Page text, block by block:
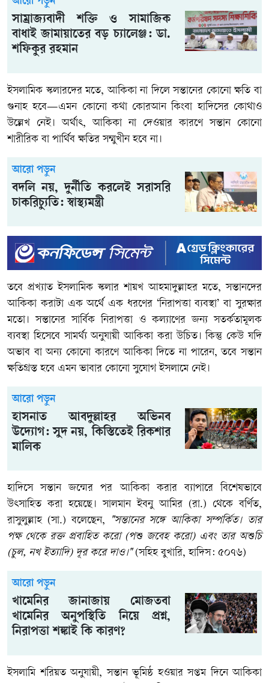
সাম্রাজ্যবাদী শক্তি ও সামাজিক
বাধাই জামায়াতের বড় চ্যালেঞ্জ: ডা.
শফিকুর রহমান
ইসলামিক স্কলারদের মতে,আকিকা না দিলে সন্তানের কোনো ক্ষতি বা
গুনাহ হবে—এমন কোনো কথা কোরআন কিংবা হাদিসের কোথাও
উল্লেখ নেই। অর্থাৎ, আকিকা না দেওয়ার কারণে সন্তান কোনো
শারীরিক বা পার্থিব ক্ষতির সম্মুখীন হবে না।
আরো পড়ুন
বদলি নয়, দুর্নীতি করলেই সরাসরি
চাকরিচ্যুতি: স্বাস্থ্যমন্ত্রী
তবে প্রখ্যাত ইসলামিক স্কলার শায়খ আহমাদুল্লাহর মতে, সন্তানদের
আকিকা করাটা এক অর্থে এক ধরণের ‘নিরাপত্তা ব্যবস্থা’ বা সুরক্ষার
মতো। সন্তানের সার্বিক নিরাপত্তা ও কল্যাণের জন্য সতর্কতামূলক
ব্যবস্থা হিসেবে সামর্থ্য অনুযায়ী আকিকা করা উচিত। কিন্তু কেউ যদি
অভাব বা অন্য কোনো কারণে আকিকা দিতে না পারেন, তবে সন্তান
ক্ষতিগ্রস্ত হবে এমন ভাবার কোনো সুযোগ ইসলামে নেই।
আরো পড়ুন
হাসনাত আবদুল্লাহর অভিনব
উদ্যোগ: সুদ নয়, কিস্তিতেই রিকশার
মালিক
হাদিসে সন্তান জন্মের পর আকিকা করার ব্যাপারে বিশেষভাবে
উৎসাহিত করা হয়েছে। সালমান ইবনু আমির (রা.) থেকে বর্ণিত,
রাসুলুল্লাহ (সা.) বলেছেন,
"সন্তানের সঙ্গে আকিকা সম্পর্কিত। তার
পক্ষ থেকে রক্ত প্রবাহিত করো (পশু জবেহ করো) এবং তার অশুচি
(চুল, নখ ইত্যাদি) দূর করে দাও।"(সহিহ বুখারি, হাদিস: ৫০৭৬)
আরো পড়ুন
খামেনির জানাজায় মোজতবা
খামেনির অনুপস্থিতি নিয়ে প্রশ্ন,
নিরাপত্তা শঙ্কাই কি কারণ?
ইসলামি শরিয়ত অনুযায়ী, সন্তান ভূমিষ্ঠ হওয়ার সপ্তম দিনে আকিকা